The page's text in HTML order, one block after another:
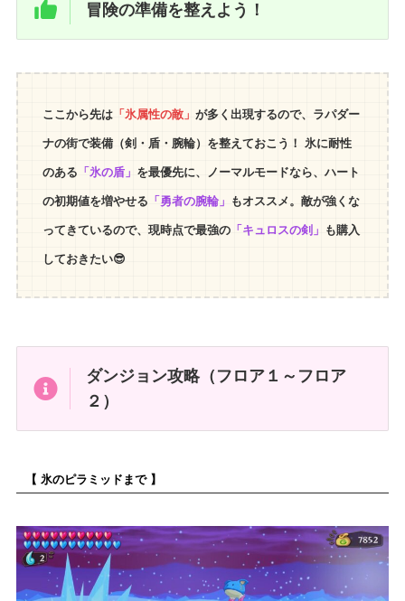
冒険の準備を整えよう！
ここから先は「氷属性の敵」 が多く出現するので、ラパダー
ナの街で装備（剣・盾・腕輪）を整えておこう！ 氷に耐性
のある 「氷の盾」 を最優先に、ノーマルモードなら、ハート
の初期値を増やせる 「勇者の腕輪」 もオススメ。敵が強くな
ってきているので、現時点で最強の「キュロスの剣」 も購入
しておきたい😎
ダンジョン攻略（フロア１～フロア
２）
【 氷のピラミッドまで 】